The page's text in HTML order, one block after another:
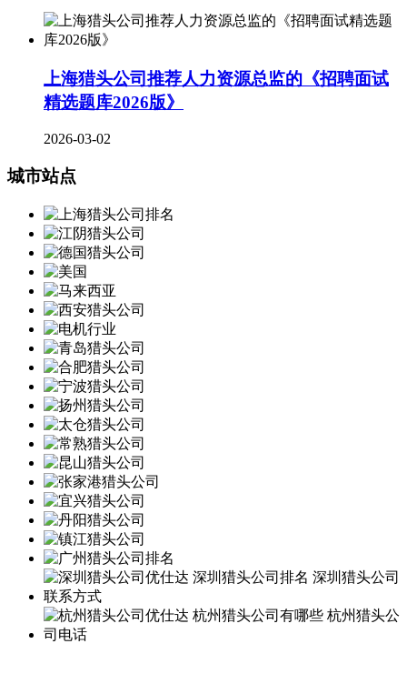
上海猎头公司推荐人力资源总监的《招聘面试
精选题库2026版》
2026-03-02
城市站点